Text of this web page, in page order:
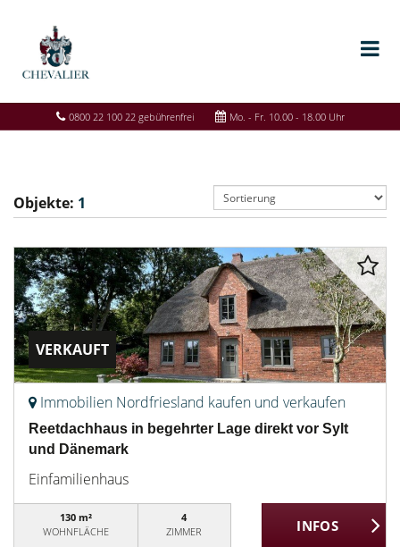
0800 22 100 22 gebührenfrei Mo. - Fr. 10.00 - 18.00 Uhr
Objekte: 1
VERKAUFT
Immobilien Nordfriesland kaufen und verkaufen
Reetdachhaus in begehrter Lage direkt vor Sylt
und Dänemark
Einfamilienhaus
130 m²
WOHNFLÄCHE
4
ZIMMER